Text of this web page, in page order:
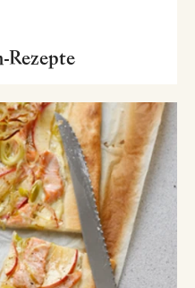
Rezepte